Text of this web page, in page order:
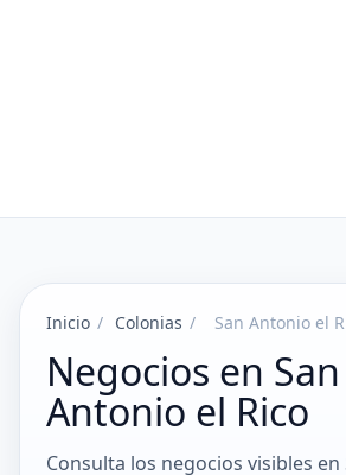
Inicio / Colonias / San Antonio el
Negocios en San
Antonio el Rico
Consulta los negocios visibles